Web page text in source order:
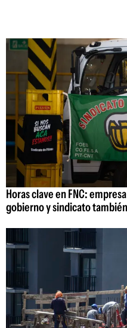
Horas clave en FNC:
gobierno y sindicato